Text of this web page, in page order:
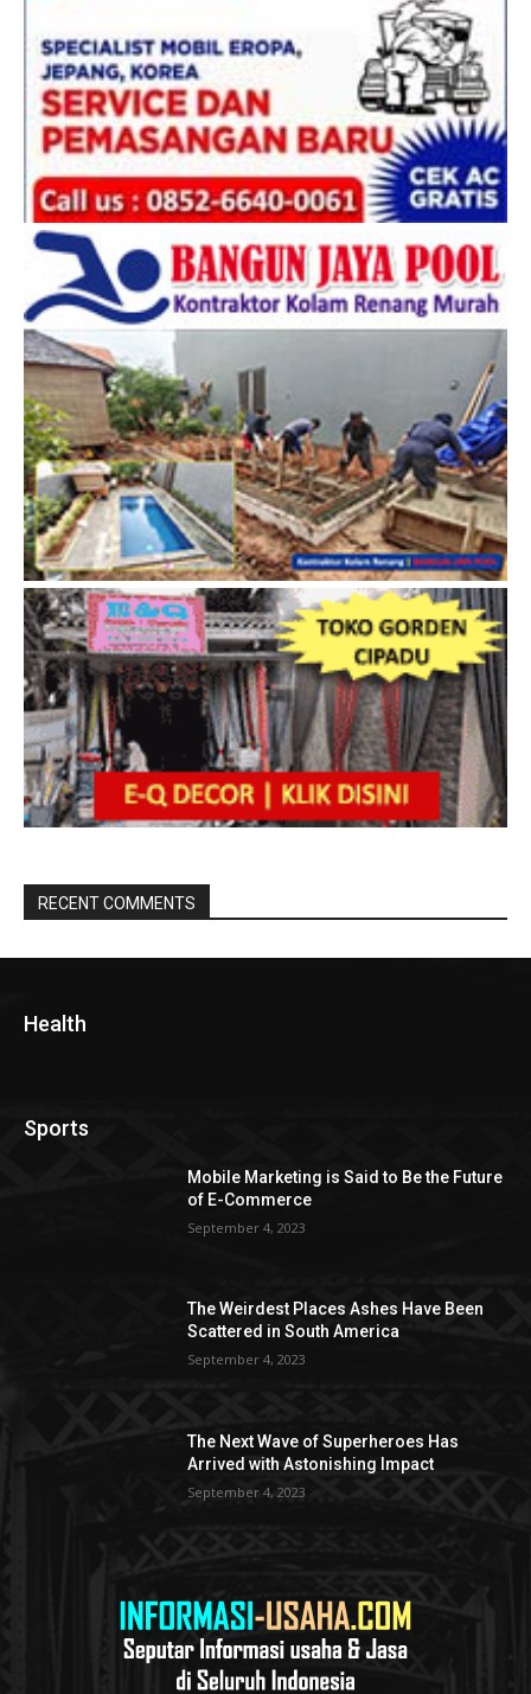
RECENT COMMENTS
Health
Sports
Mobile Marketing is Said to Be the Future
of E-Commerce
September 4, 2023
The Weirdest Places Ashes Have Been
Scattered in South America
September 4, 2023
The Next Wave of Superheroes Has
Arrived with Astonishing Impact
September 4, 2023